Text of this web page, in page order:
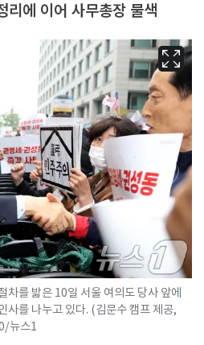
리에 이어 사무총장 물색
차를 밟은 10일 서울 여의도 당사 앞에
사를 나누고 있다. (김문수 캠프 제공,
뉴스1